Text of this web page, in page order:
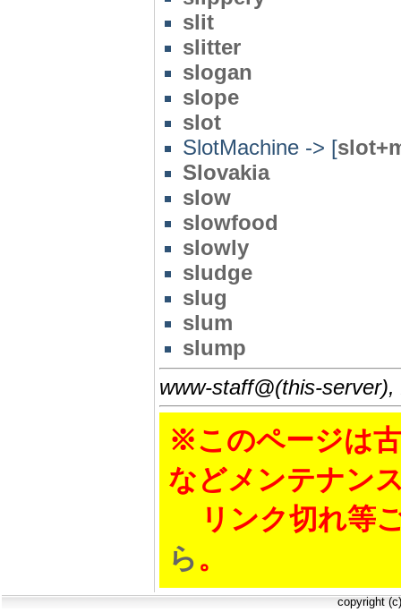
slit
slitter
slogan
slope
slot
SlotMachine -> [
Slovakia
slow
slowfood
slowly
sludge
slug
slum
slump
www-staff@(this-
※このページは
などメンテナン
リンク切れ等
ら。
copyright